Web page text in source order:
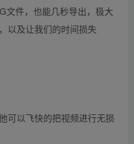
文件，也能几秒导出，极大
以及让我们的时间损失
可以飞快的把视频进行无损